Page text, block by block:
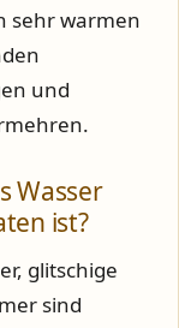
sehr warmen
und
Wasser
ist?
glitschige
sind